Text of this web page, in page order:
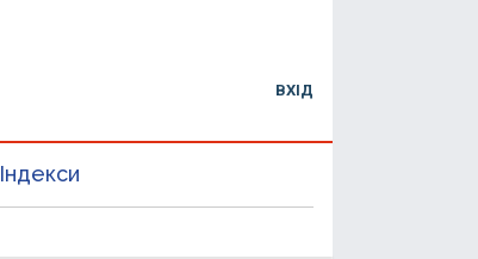
ВХІД
Індекси